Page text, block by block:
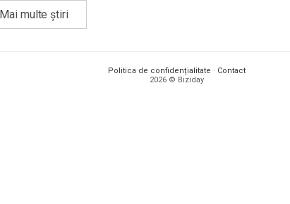
Mai multe știri
Politica de confidențialitate · Contact
2026 © Biziday